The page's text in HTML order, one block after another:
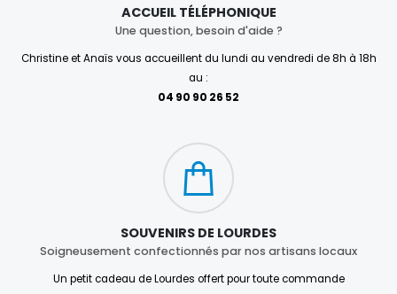
ACCUEIL TÉLÉPHONIQUE
Une question, besoin d'aide ?
Christine et Anaïs vous accueillent du lundi au vendredi de 8h à 18h
au :
04 90 90 26 52
SOUVENIRS DE LOURDES
Soigneusement confectionnés par nos artisans locaux
Un petit cadeau de Lourdes offert pour toute commande